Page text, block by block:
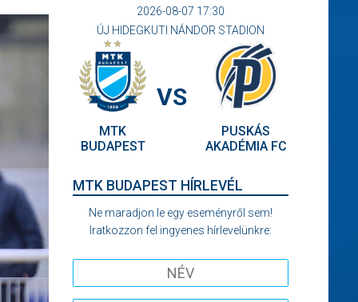
2026-08-07 17:30
ÚJ HIDEGKUTI NÁNDOR STADION
MTK
BUDAPEST
VS
PUSKÁS
AKADÉMIA FC
MTK BUDAPEST HÍRLEVÉL
Ne maradjon le egy eseményről sem!
Iratkozzon fel ingyenes hírlevelünkre: